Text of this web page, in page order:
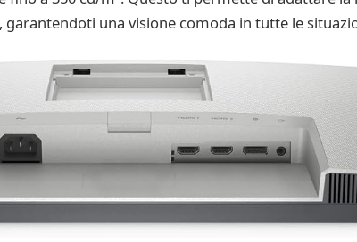
una visione comoda in tutte le